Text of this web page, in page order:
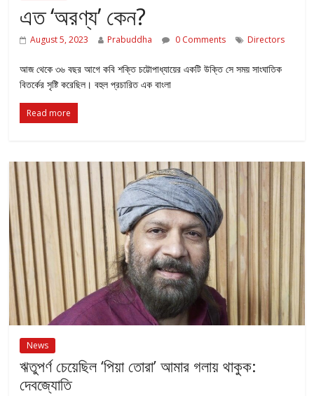
এত ‘অরণ্য’ কেন?
August 5, 2023 Prabuddha 0 Comments Directors
আজ থেকে ৩৬ বছর আগে কবি শক্তি চট্টোপাধ্যায়ের একটি উক্তি সে সময় সাংঘাতিক
বিতর্কের সৃষ্টি করেছিল। বহুল প্রচারিত এক বাংলা
Read more
News
ঋতুপর্ণ চেয়েছিল ‘পিয়া তোরা’ আমার গলায় থাকুক:
দেবজ্যোতি